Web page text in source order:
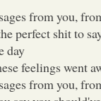
from you,
perfect shit to
day
feelings went
from you,